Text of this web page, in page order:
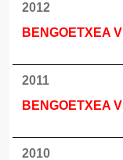
2012
BENGOETXEA VI
2011
BENGOETXEA VI
2010